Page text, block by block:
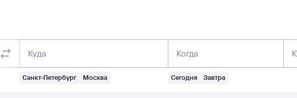
Куда
Санкт-Петербург Москва
Когда
Сегодня Завтра